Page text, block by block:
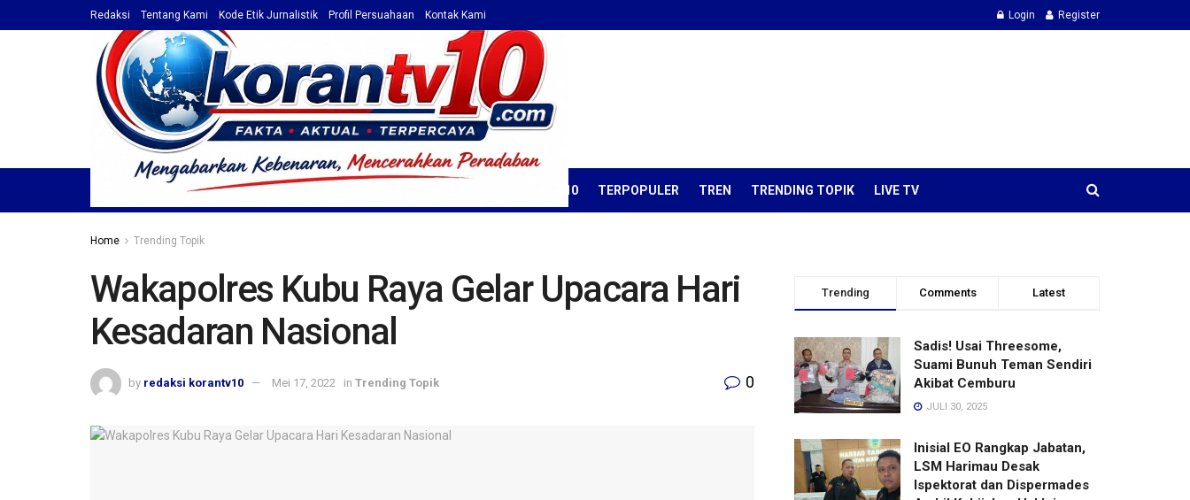
Redaksi Tentang Kami Kode Etik Jurnalistik Profil Persuahaan Kontak Kami Login Register
TOP NEWS BERITA KORAN TV10 TERPOPULER TREN TRENDING TOPIK LIVE TV
Home Trending Topik
Wakapolres Kubu Raya Gelar Upacara Hari
Kesadaran Nasional
by redaksi korantv10 Mei 17, 2022 in Trending Topik 0
Trending Comments Latest
Sadis! Usai Threesome,
Suami Bunuh Teman Sendiri
Akibat Cemburu
JULI 30, 2025
Inisial EO Rangkap Jabatan,
LSM Harimau Desak
Ispektorat dan Dispermades